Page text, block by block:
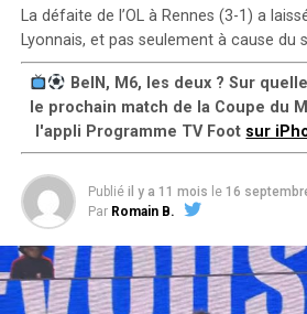
La défaite de l’OL à Rennes (3-1) a
Lyonnais, et pas seulement à cause du
BeIN, M6, les deux ? Sur
le prochain match de la Coupe du
l'appli Programme TV Foot sur
Publié il y a 11 mois le 16
Par Romain B.